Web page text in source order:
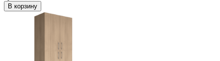
В корзину